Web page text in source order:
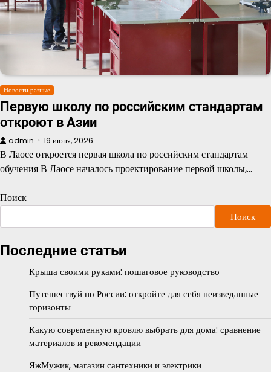
Новости разные
Первую школу по российским стандартам
откроют в Азии
admin 19 июня, 2026
В Лаосе откроется первая школа по российским стандартам
обучения В Лаосе началось проектирование первой школы,…
Поиск
Поиск
Последние статьи
Крыша своими руками: пошаговое руководство
Путешествуй по России: откройте для себя неизведанные
горизонты
Какую современную кровлю выбрать для дома: сравнение
материалов и рекомендации
ЯжМужик, магазин сантехники и электрики